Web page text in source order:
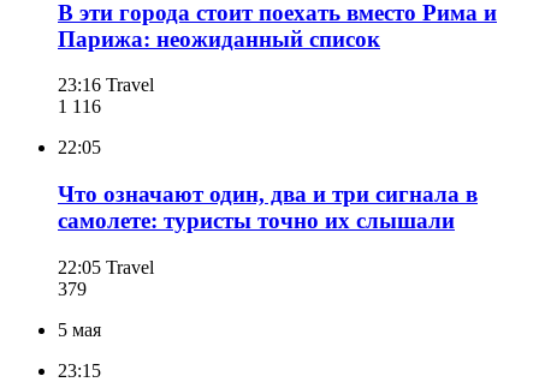
В эти города стоит поехать вместо Рима и
Парижа: неожиданный список
23:16 Travel
1 116
22:05
Что означают один, два и три сигнала в
самолете: туристы точно их слышали
22:05 Travel
379
5 мая
23:15